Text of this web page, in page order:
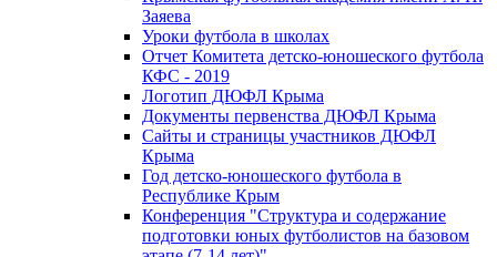
Заяева
Уроки футбола в школах
Отчет Комитета детско-юношеского футбола
КФС - 2019
Логотип ДЮФЛ Крыма
Документы первенства ДЮФЛ Крыма
Сайты и страницы участников ДЮФЛ
Крыма
Год детско-юношеского футбола в
Республике Крым
Конференция "Структура и содержание
подготовки юных футболистов на базовом